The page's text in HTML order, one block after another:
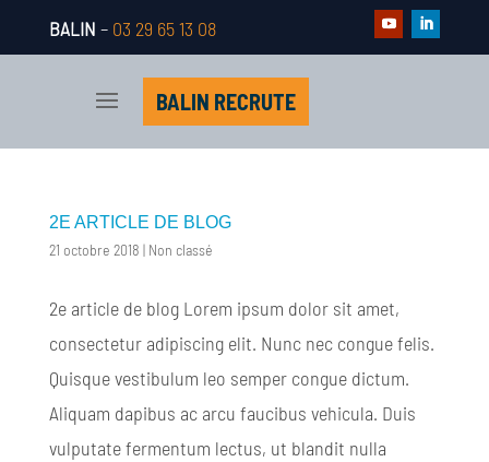
BALIN – 03 29 65 13 08
BALIN RECRUTE
2E ARTICLE DE BLOG
21 octobre 2018 | Non classé
2e article de blog Lorem ipsum dolor sit amet,
consectetur adipiscing elit. Nunc nec congue felis.
Quisque vestibulum leo semper congue dictum.
Aliquam dapibus ac arcu faucibus vehicula. Duis
vulputate fermentum lectus, ut blandit nulla